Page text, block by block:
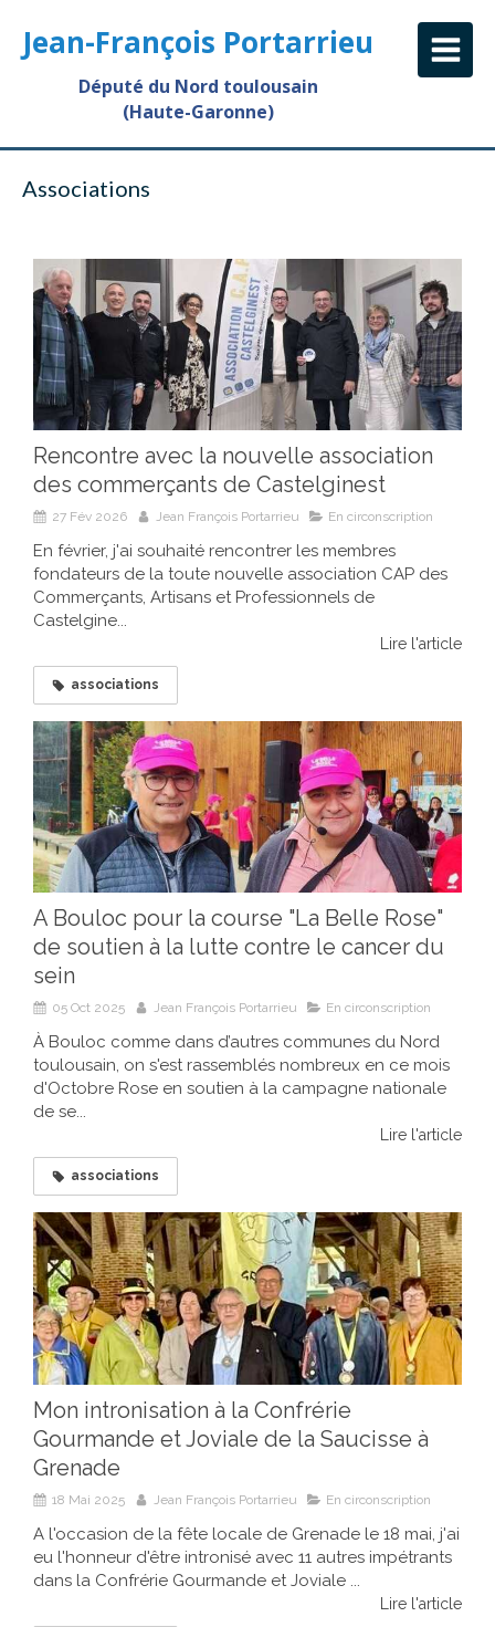
Jean-François Portarrieu
Député du Nord toulousain
(Haute-Garonne)
Associations
Rencontre avec la nouvelle association
des commerçants de Castelginest
27 Fév 2026 Jean François Portarrieu En circonscription
En février, j'ai souhaité rencontrer les membres
fondateurs de la toute nouvelle association CAP des
Commerçants, Artisans et Professionnels de
Castelgine...
Lire l'article
associations
A Bouloc pour la course "La Belle Rose"
de soutien à la lutte contre le cancer du
sein
05 Oct 2025 Jean François Portarrieu En circonscription
À Bouloc comme dans d’autres communes du Nord
toulousain, on s'est rassemblés nombreux en ce mois
d'Octobre Rose en soutien à la campagne nationale
de se...
Lire l'article
associations
Mon intronisation à la Confrérie
Gourmande et Joviale de la Saucisse à
Grenade
18 Mai 2025 Jean François Portarrieu En circonscription
A l'occasion de la fête locale de Grenade le 18 mai, j'ai
eu l'honneur d'être intronisé avec 11 autres impétrants
dans la Confrérie Gourmande et Joviale ...
Lire l'article